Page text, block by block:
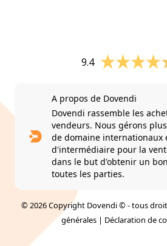
9.4
A propos de Dovendi
Dovendi rassemble les
vendeurs. Nous gérons
de domaine internationaux
d'intermédiaire pour la
dans le but d'obtenir un
toutes les parties.
© 2026 Copyright Dovendi © - tous
générales | Déclaration de